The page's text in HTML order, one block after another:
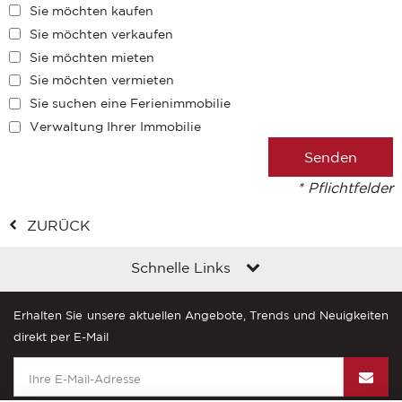
Sie möchten kaufen
Sie möchten verkaufen
Sie möchten mieten
Sie möchten vermieten
Sie suchen eine Ferienimmobilie
Verwaltung Ihrer Immobilie
* Pflichtfelder
ZURÜCK
Schnelle Links
Erhalten Sie unsere aktuellen Angebote, Trends und Neuigkeiten
direkt per E-Mail